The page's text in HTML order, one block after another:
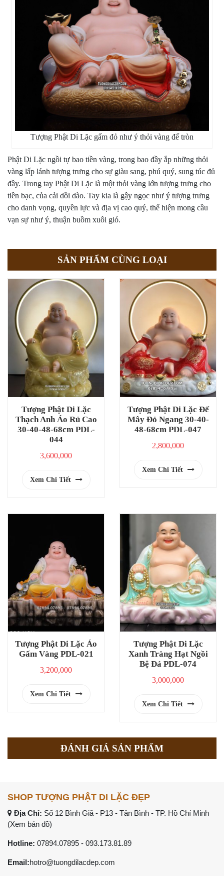
Tượng Phật Di Lặc gấm đỏ như ý thỏi vàng đế tròn
Phật Di Lặc ngồi tự bao tiền vàng, trong bao đầy ắp những thỏi
vàng lấp lánh tượng trưng cho sự giàu sang, phú quý, sung túc đủ
đầy. Trong tay Phật Di Lặc là một thỏi vàng lớn tượng trưng cho
tiền bạc, của cải dồi dào. Tay kia là gậy ngọc như ý tượng trưng
cho danh vọng, quyền lực và địa vị cao quý, thể hiện mong cầu
vạn sự như ý, thuận buồm xuôi gió.
SẢN PHẨM CÙNG LOẠI
Tượng Phật Di Lặc
Thạch Anh Áo Rủ Cao
30-40-48-68cm PDL-
044
3,600,000
Xem Chi Tiết
Tượng Phật Di Lặc Đế
Mây Đỏ Ngang 30-40-
48-68cm PDL-047
2,800,000
Xem Chi Tiết
Tượng Phật Di Lặc Áo
Gấm Vàng PDL-021
3,200,000
Xem Chi Tiết
Tượng Phật Di Lặc
Xanh Tràng Hạt Ngồi
Bệ Đá PDL-074
3,000,000
Xem Chi Tiết
ĐÁNH GIÁ SẢN PHẨM
SHOP TƯỢNG PHẬT DI LẶC ĐẸP
Địa Chỉ: Số 12 Bình Giã - P13 - Tân Bình - TP. Hồ Chí Minh
(Xem bản đồ)
Hotline: 07894.07895 - 093.173.81.89
Email:hotro@tuongdilacdep.com